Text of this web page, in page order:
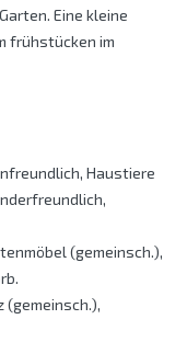
Eine kleine
frühstücken im
Haustiere
(gemeinsch.),
(gemeinsch.),